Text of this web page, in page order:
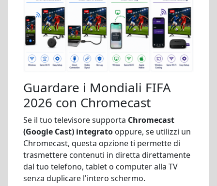
Guardare i Mondiali FIFA
2026 con Chromecast
Se il tuo televisore supporta Chromecast
(Google Cast) integrato oppure, se utilizzi un
Chromecast, questa opzione ti permette di
trasmettere contenuti in diretta direttamente
dal tuo telefono, tablet o computer alla TV
senza duplicare l'intero schermo.